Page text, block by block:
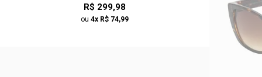
R$ 299,98
ou 4x R$ 74,99